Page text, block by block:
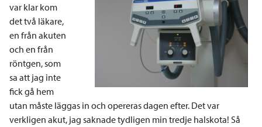
var klar kom
det två läkare,
en från akuten
och en från
röntgen, som
sa att jag inte
fick gå hem
utan måste läggas in och opereras dagen efter. Det var
verkligen akut, jag saknade tydligen min tredje halskota! Så